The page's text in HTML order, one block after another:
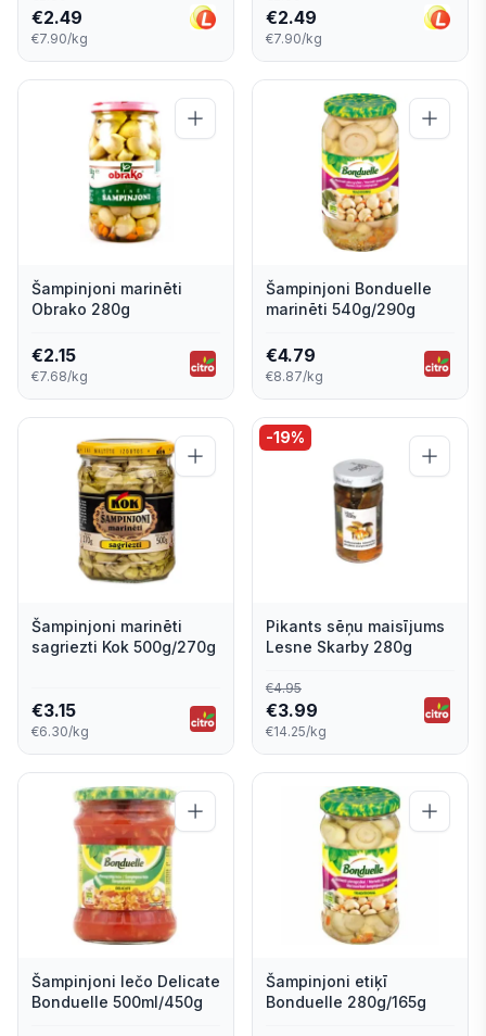
€2.49
€7.90/kg
€2.49
€7.90/kg
Šampinjoni marinēti
Obrako 280g
€2.15
€7.68/kg
Šampinjoni Bonduelle
marinēti 540g/290g
€4.79
€8.87/kg
Šampinjoni marinēti
sagriezti Kok 500g/270g
€3.15
€6.30/kg
-19%
Pikants sēņu maisījums
Lesne Skarby 280g
€4.95
€3.99
€14.25/kg
Šampinjoni lečo Delicate
Bonduelle 500ml/450g
Šampinjoni etiķī
Bonduelle 280g/165g